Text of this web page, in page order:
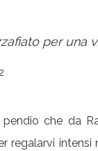
per una
2
che da
regalarvi